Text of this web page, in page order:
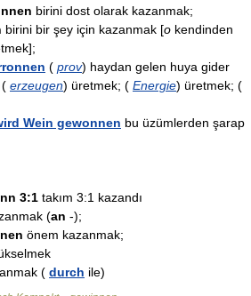
birini dost olarak kazanmak;
birini bir şey için kazanmak [o kendinden
( prov) haydan gelen huya gider
erzeugen) üretmek; ( Energie) üretmek; (
Wein gewonnen bu üzümlerden şarap
3:1 takım 3:1 kazandı
(an -);
önem kazanmak;
( durch ile)